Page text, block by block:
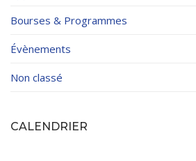
Bourses & Programmes
Évènements
Non classé
CALENDRIER